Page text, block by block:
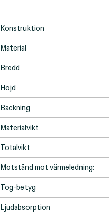
Konstruktion
Material
Bredd
Höjd
Backning
Materialvikt
Totalvikt
Motstånd mot värmeledning:
Tog-betyg
Ljudabsorption